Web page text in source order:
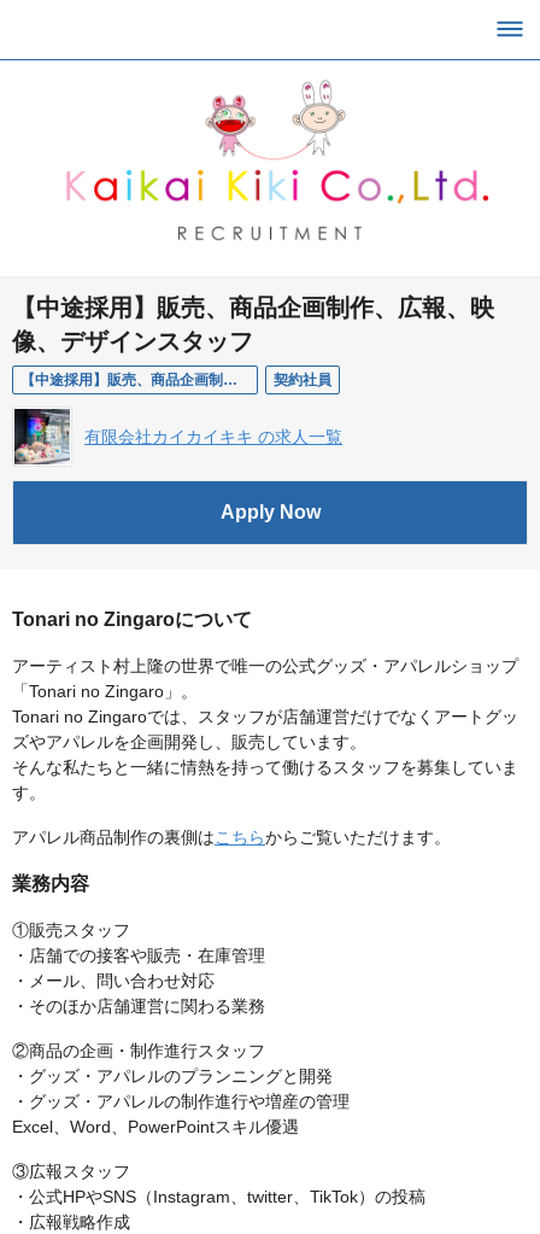
【中途採用】販売、商品企画制作、広報、映
像、デザインスタッフ
【中途採用】販売、商品企画制作、広報、映像、デザインスタッフ 契約社員
有限会社カイカイキキ の求人一覧
Apply Now
Tonari no Zingaroについて
アーティスト村上隆の世界で唯一の公式グッズ・アパレルショップ
「Tonari no Zingaro」。
Tonari no Zingaroでは、スタッフが店舗運営だけでなくアートグッ
ズやアパレルを企画開発し、販売しています。
そんな私たちと一緒に情熱を持って働けるスタッフを募集していま
す。
アパレル商品制作の裏側はこちらからご覧いただけます。
業務内容
①販売スタッフ
・店舗での接客や販売・在庫管理
・メール、問い合わせ対応
・そのほか店舗運営に関わる業務
②商品の企画・制作進行スタッフ
・グッズ・アパレルのプランニングと開発
・グッズ・アパレルの制作進行や増産の管理
Excel、Word、PowerPointスキル優遇
③広報スタッフ
・公式HPやSNS（Instagram、twitter、TikTok）の投稿
・広報戦略作成